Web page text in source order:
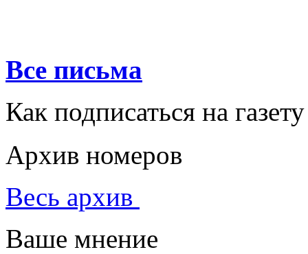
Все письма
Как подписаться на газету
Архив номеров
Весь архив
Ваше мнение